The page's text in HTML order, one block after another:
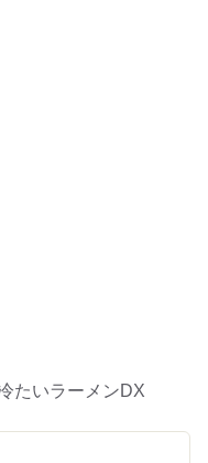
たいラーメンDX